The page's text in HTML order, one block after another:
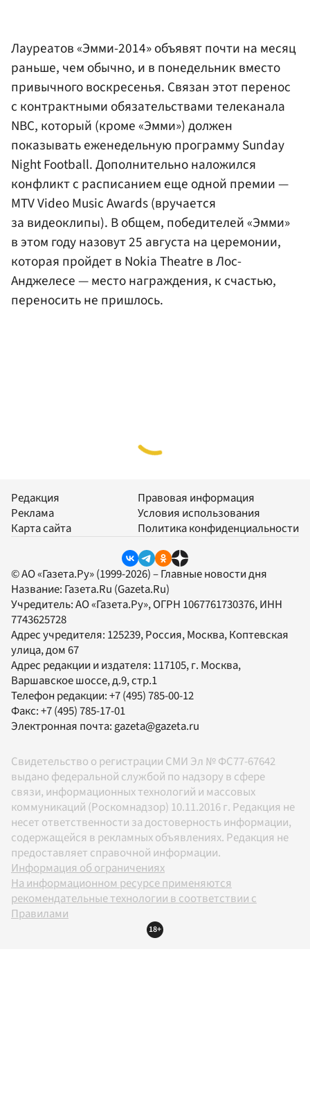
Лауреатов «Эмми-2014» объявят почти на месяц
раньше, чем обычно, и в понедельник вместо
привычного воскресенья. Связан этот перенос
с контрактными обязательствами телеканала
NBC, который (кроме «Эмми») должен
показывать еженедельную программу Sunday
Night Football. Дополнительно наложился
конфликт с расписанием еще одной премии —
MTV Video Music Awards (вручается
за видеоклипы). В общем, победителей «Эмми»
в этом году назовут 25 августа на церемонии,
которая пройдет в Nokia Theatre в Лос-
Анджелесе — место награждения, к счастью,
переносить не пришлось.
Редакция
Реклама
Карта сайта
Правовая информация
Условия использования
Политика конфиденциальности
© АО «Газета.Ру» (1999-2026) – Главные новости дня
Название: Газета.Ru (Gazeta.Ru)
Учредитель:АО «Газета.Ру», ОГРН 1067761730376, ИНН
7743625728
Адрес учредителя: 125239, Россия, Москва, Коптевская
улица, дом 67
Адрес редакции и издателя: 117105, г. Москва,
Варшавское шоссе, д.9, стр.1
Телефон редакции:+7 (495) 785-00-12
Факс:+7 (495) 785-17-01
Электронная почта:gazeta@gazeta.ru
Свидетельство о регистрации СМИ Эл № ФС77-67642
выдано федеральной службой по надзору в сфере
связи, информационных технологий и массовых
коммуникаций (Роскомнадзор) 10.11.2016 г. Редакция не
несет ответственности за достоверность информации,
содержащейся в рекламных объявлениях. Редакция не
предоставляет справочной информации.
Информация об ограничениях
На информационном ресурсе применяются
рекомендательные технологии в соответствии с
Правилами
18+